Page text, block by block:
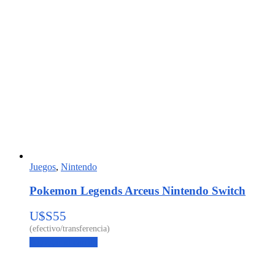
Juegos, Nintendo
Pokemon Legends Arceus Nintendo Switch
U$S55